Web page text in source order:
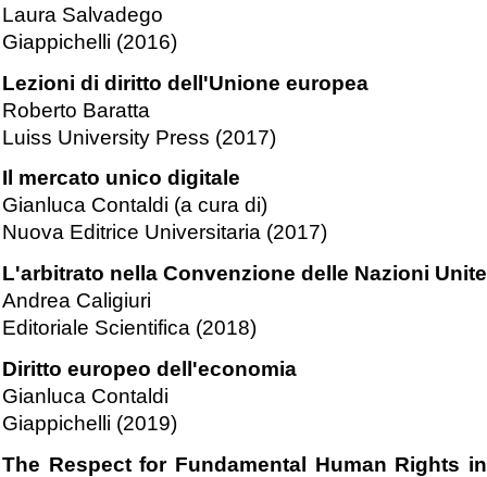
Laura Salvadego
Giappichelli (2016)
Lezioni di diritto dell'Unione europea
Roberto Baratta
Luiss University Press (2017)
Il mercato unico digitale
Gianluca Contaldi (a cura di)
Nuova Editrice Universitaria (2017)
L'arbitrato nella Convenzione delle Nazioni
Andrea Caligiuri
Editoriale Scientifica (2018)
Diritto europeo dell'economia
Gianluca Contaldi
Giappichelli (2019)
The Respect for Fundamental Human Rights